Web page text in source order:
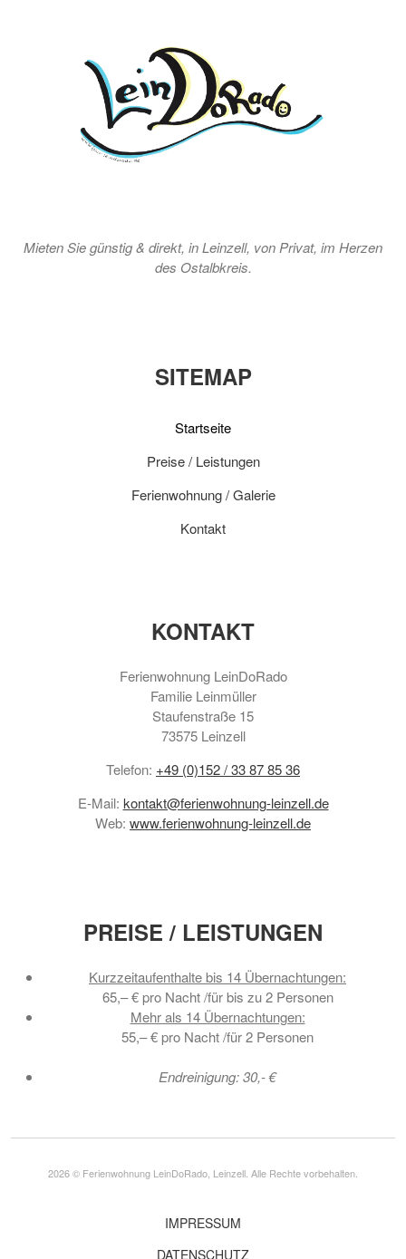
Mieten Sie günstig & direkt, in Leinzell, von Privat, im Herzen
des Ostalbkreis.
SITEMAP
Startseite
Preise / Leistungen
Ferienwohnung / Galerie
Kontakt
KONTAKT
Ferienwohnung LeinDoRado
Familie Leinmüller
Staufenstraße 15
73575 Leinzell
Telefon: +49 (0)152 / 33 87 85 36
E-Mail: kontakt@ferienwohnung-leinzell.de
Web: www.ferienwohnung-leinzell.de
PREISE / LEISTUNGEN
Kurzzeitaufenthalte bis 14 Übernachtungen:
65,– € pro Nacht /für bis zu 2 Personen
Mehr als 14 Übernachtungen:
55,– € pro Nacht /für 2 Personen
Endreinigung: 30,- €
2026 © Ferienwohnung LeinDoRado, Leinzell. Alle Rechte vorbehalten.
IMPRESSUM
DATENSCHUTZ